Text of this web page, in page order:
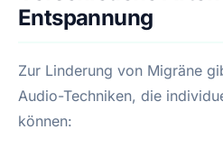
Entspannung
Zur Linderung von Migräne
Audio-Techniken, die
können: